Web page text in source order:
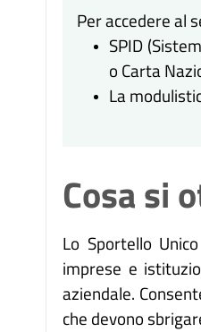
Per accedere al
SPID
o Carta
La
Cosa si
Lo Sportello
imprese e
aziendale.
che devono